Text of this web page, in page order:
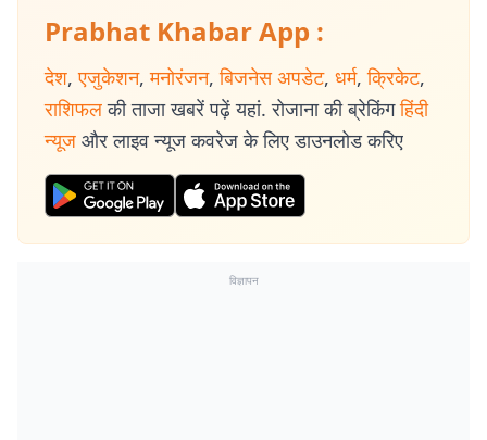
Prabhat Khabar App :
देश, एजुकेशन, मनोरंजन, बिजनेस अपडेट, धर्म, क्रिकेट,
राशिफल की ताजा खबरें पढ़ें यहां. रोजाना की ब्रेकिंग हिंदी
न्यूज और लाइव न्यूज कवरेज के लिए डाउनलोड करिए
विज्ञापन